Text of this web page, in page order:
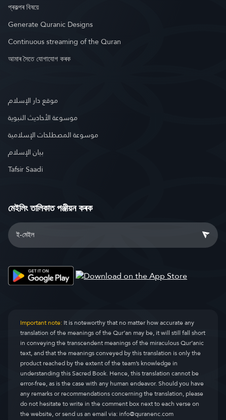
প্ৰকল্পৰ বিষয়ে
Generate Quranic Designs
Continuous streaming of the Quran
আমাৰ সৈতে যোগাযোগ কৰক
موقع دار الإسلام
موسوعة الأحاديث النبوية
موسوعة المصطلحات الإسلامية
بيان الإسلام
Tafsir Saadi
মেইলিং তালিকাত পঞ্জীয়ন কৰক
Important note:It is noteworthy that no matter how accurate any
translation of the meanings of the Qur’an may be, it will still fall short
in conveying the transcendent meanings of the miraculous Qur’anic
text, and that the meanings conveyed by this translation is only the
product reached by the extent of the team’s knowledge in
understanding this Sacred Book. Hence, this translation cannot be
error-free, as is the case with any human endeavor. Should you have
any remarks or recommendations concerning the translation, please
do not hesitate to write in the comment box next to each verse on
the website, or send us an email via:info@quranenc.com